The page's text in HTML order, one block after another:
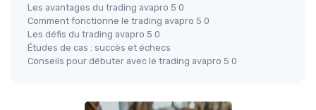
Les avantages du trading avapro 5 0
Comment fonctionne le trading avapro 5 0
Les défis du trading avapro 5 0
Études de cas : succès et échecs
Conseils pour débuter avec le trading avapro 5 0